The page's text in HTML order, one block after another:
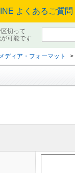
切って
可能です
メディア・フォーマット >